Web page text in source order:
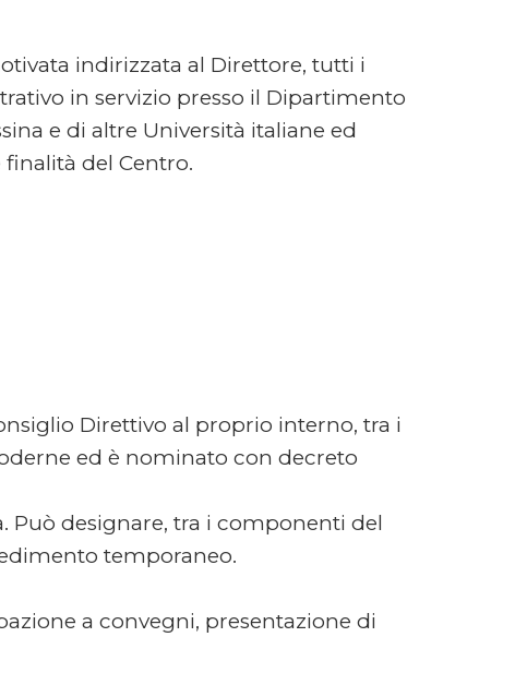
indirizzata al Direttore, tutti i
in servizio presso il Dipartimento
e di altre Università italiane ed
del Centro.
Direttivo al proprio interno, tra i
ed è nominato con decreto
Può designare, tra i componenti del
temporaneo.
a convegni, presentazione di